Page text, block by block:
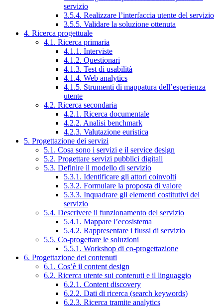
servizio
3.5.4. Realizzare l’interfaccia utente del servizio
3.5.5. Validare la soluzione ottenuta
4. Ricerca progettuale
4.1. Ricerca primaria
4.1.1. Interviste
4.1.2. Questionari
4.1.3. Test di usabilità
4.1.4. Web analytics
4.1.5. Strumenti di mappatura dell’esperienza
utente
4.2. Ricerca secondaria
4.2.1. Ricerca documentale
4.2.2. Analisi benchmark
4.2.3. Valutazione euristica
5. Progettazione dei servizi
5.1. Cosa sono i servizi e il service design
5.2. Progettare servizi pubblici digitali
5.3. Definire il modello di servizio
5.3.1. Identificare gli attori coinvolti
5.3.2. Formulare la proposta di valore
5.3.3. Inquadrare gli elementi costitutivi del
servizio
5.4. Descrivere il funzionamento del servizio
5.4.1. Mappare l’ecosistema
5.4.2. Rappresentare i flussi di servizio
5.5. Co-progettare le soluzioni
5.5.1. Workshop di co-progettazione
6. Progettazione dei contenuti
6.1. Cos’è il content design
6.2. Ricerca utente sui contenuti e il linguaggio
6.2.1. Content discovery
6.2.2. Dati di ricerca (search keywords)
6.2.3. Ricerca tramite analytics